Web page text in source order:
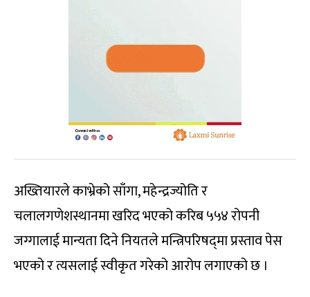
अख्तियारले काभ्रेको साँगा, महेन्द्रज्योति र
चलालगणेशस्थानमा खरिद भएको करिब ५५४ रोपनी
जग्गालाई मान्यता दिने नियतले मन्त्रिपरिषद्‌मा प्रस्ताव पेस
भएको र त्यसलाई स्वीकृत गरेको आरोप लगाएको छ ।